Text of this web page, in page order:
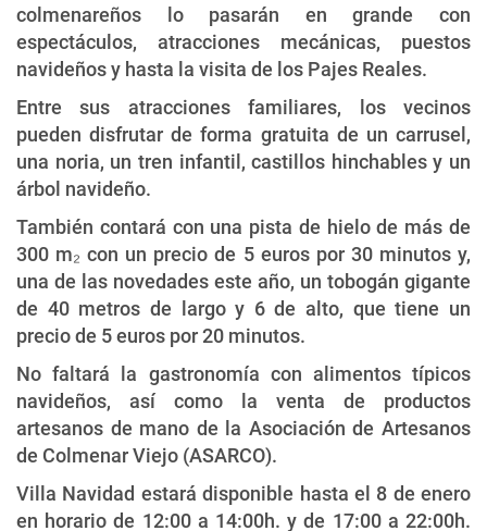
colmenareños lo pasarán en grande con
espectáculos, atracciones mecánicas, puestos
navideños y hasta la visita de los Pajes Reales.
Entre sus atracciones familiares, los vecinos
pueden disfrutar de forma gratuita de un carrusel,
una noria, un tren infantil, castillos hinchables y un
árbol navideño.
También contará con una pista de hielo de más de
300 m₂ con un precio de 5 euros por 30 minutos y,
una de las novedades este año, un tobogán gigante
de 40 metros de largo y 6 de alto, que tiene un
precio de 5 euros por 20 minutos.
No faltará la gastronomía con alimentos típicos
navideños, así como la venta de productos
artesanos de mano de la Asociación de Artesanos
de Colmenar Viejo (ASARCO).
Villa Navidad estará disponible hasta el 8 de enero
en horario de 12:00 a 14:00h. y de 17:00 a 22:00h.